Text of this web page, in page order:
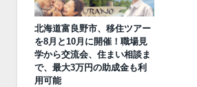
北海道富良野市、移住ツアー
を8月と10月に開催！職場見
学から交流会、住まい相談ま
で、最大3万円の助成金も利
用可能